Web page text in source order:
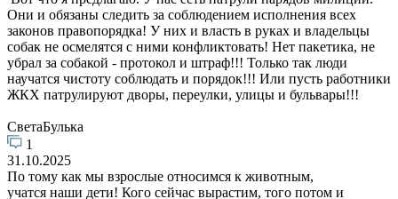
Они и обязаны следить за соблюдением исполнения всех
законов правопорядка! У них и власть в руках и владельцы
собак не осмелятся с ними конфликтовать! Нет пакетика, не
убрал за собакой - протокол и штраф!!! Только так люди
научатся чистоту соблюдать и порядок!!! Или пусть работники
ЖКХ патрулируют дворы, переулки, улицы и бульвары!!!
СветаБулька
1
31.10.2025
По тому как мы взрослые относимся к животным,
учатся наши дети! Кого сейчас вырастим, того потом и